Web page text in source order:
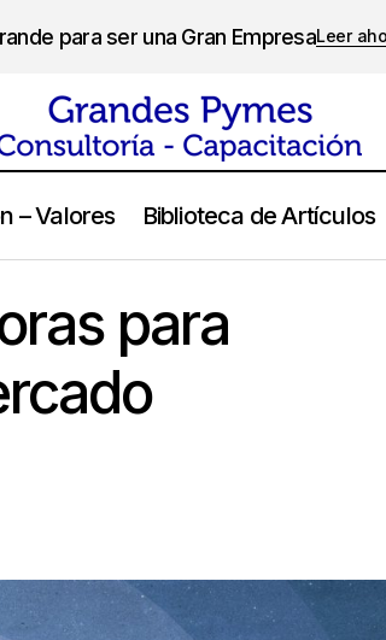
para ser una Gran EmpresaLeer
– Valores Biblioteca de Artículos
para tener éxito en un mercado
para